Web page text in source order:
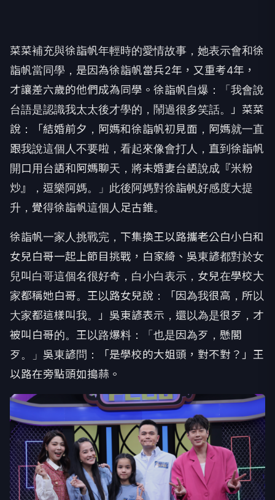
菜菜補充與徐詣帆年輕時的愛情故事，她表示會和徐
詣帆當同學， 是因為徐詣帆當兵2年，又重考4年，
才讓差六歲的他們成為同學。 徐詣帆自爆：「我會說
台語是認識我太太後才學的，鬧過很多笑話。 」菜菜
說：「結婚前夕，阿媽和徐詣帆初見面， 阿媽就一直
跟我說這個人不要啦，看起來像會打人， 直到徐詣帆
開口用台語和阿媽聊天，將未婚妻台語說成『米粉
炒』， 逗樂阿媽。」此後阿媽對徐詣帆好感度大提
升， 覺得徐詣帆這個人足古錐。
徐詣帆一家人挑戰完， 下集換王以路攜老公白小白和
女兒白哥一起上節目挑戰，白家綺、 吳東諺都對於女
兒叫白哥這個名很好奇，白小白表示， 女兒在學校大
家都稱她白哥。王以路女兒說：「因為我很高， 所以
大家都這樣叫我。」吳東諺表示，還以為是很歹， 才
被叫白哥的。王以路爆料：「也是因為歹，懸閣
歹。」吳東諺問：
「是學校的大姐頭，對不對？」王
以路在旁點頭如搗蒜。